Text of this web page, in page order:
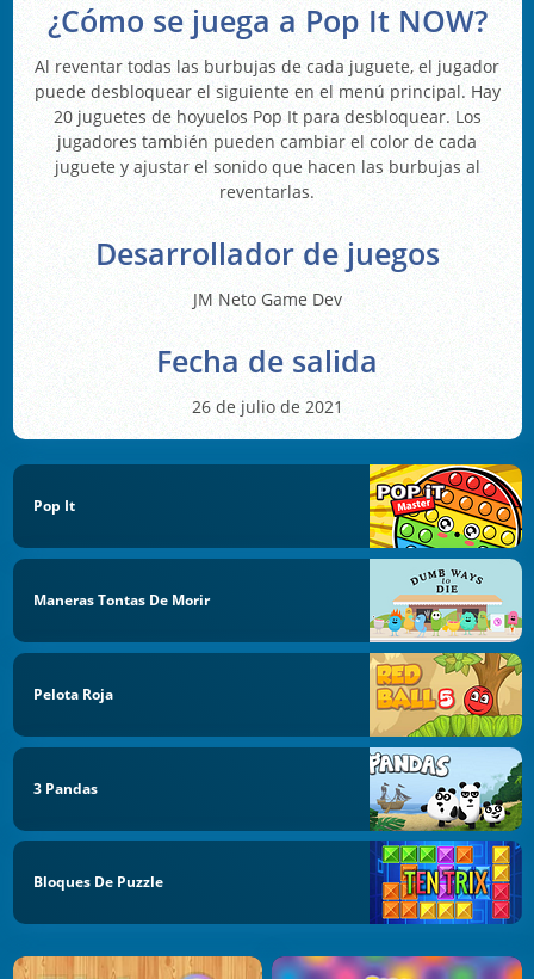
¿Cómo se juega a Pop It NOW?
Al reventar todas las burbujas de cada juguete, el jugador
puede desbloquear el siguiente en el menú principal. Hay
20 juguetes de hoyuelos Pop It para desbloquear. Los
jugadores también pueden cambiar el color de cada
juguete y ajustar el sonido que hacen las burbujas al
reventarlas.
Desarrollador de juegos
JM Neto Game Dev
Fecha de salida
26 de julio de 2021
Pop It
Maneras Tontas De Morir
Pelota Roja
3 Pandas
Bloques De Puzzle